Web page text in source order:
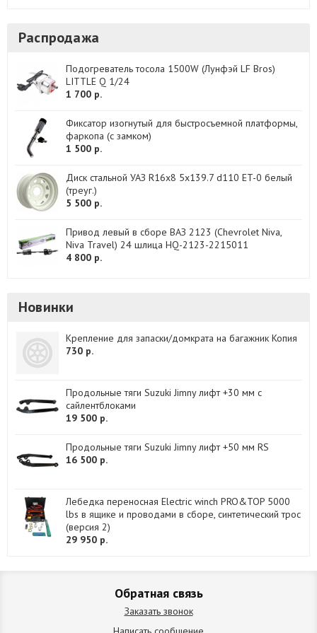
Распродажа
Подогреватель тосола 1500W (Лунфэй LF Bros)
LITTLE Q 1/24
1 700 р.
Фиксатор изогнутый для быстросъемной платформы,
фаркопа (с замком)
1 500 р.
Диск стальной УАЗ R16x8 5x139.7 d110 ET-0 белый
(треуг.)
5 500 р.
Привод левый в сборе ВАЗ 2123 (Chevrolet Niva,
Niva Travel) 24 шлица HQ-2123-2215011
4 800 р.
Новинки
Крепление для запаски/домкрата на багажник Копия
730 р.
Продольные тяги Suzuki Jimny лифт +30 мм с
сайлентблоками
19 500 р.
Продольные тяги Suzuki Jimny лифт +50 мм RS
16 500 р.
Лебедка переносная Electric winch PRO&TOP 5000
lbs в ящике и проводами в сборе, синтетический трос
(версия 2)
29 950 р.
Обратная связь
Заказать звонок